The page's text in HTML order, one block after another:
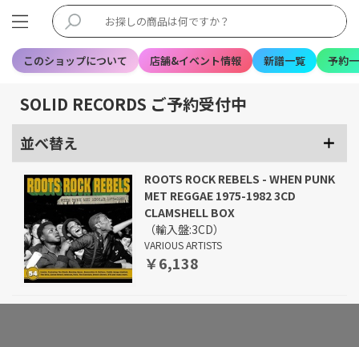
このショップについて 店舗&イベント情報 新譜一覧 予約
SOLID RECORDS ご予約受付中
並べ替え
ROOTS ROCK REBELS - WHEN PUNK
MET REGGAE 1975-1982 3CD
CLAMSHELL BOX
（輸入盤:3CD）
VARIOUS ARTISTS
￥6,138